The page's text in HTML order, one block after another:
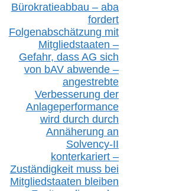
Bürokratieabbau – aba
fordert
Folgenabschätzung mit
Mitgliedstaaten –
Gefahr, dass AG sich
von bAV abwende –
angestrebte
Verbesserung der
Anlageperformance
wird durch durch
Annäherung an
Solvency-II
konterkariert –
Zuständigkeit muss bei
Mitgliedstaaten bleiben